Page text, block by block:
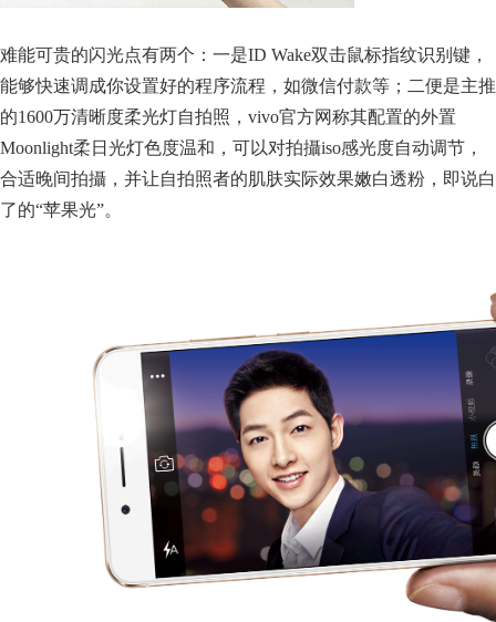
难能可贵的闪光点有两个：一是ID Wake双击鼠标指纹识别键，
能够快速调成你设置好的程序流程，如微信付款等；二便是主推
的1600万清晰度柔光灯自拍照，vivo官方网称其配置的外置
Moonlight柔日光灯色度温和，可以对拍攝iso感光度自动调节，
合适晚间拍攝，并让自拍照者的肌肤实际效果嫩白透粉，即说白
了的“苹果光”。